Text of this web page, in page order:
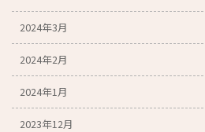
2024年3月
2024年2月
2024年1月
2023年12月